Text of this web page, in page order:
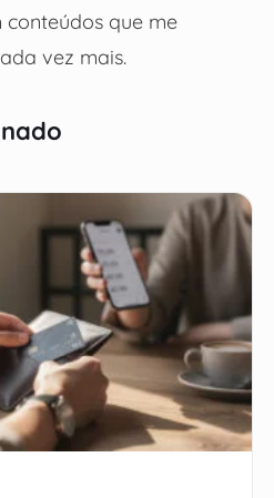
que me
vez mais.